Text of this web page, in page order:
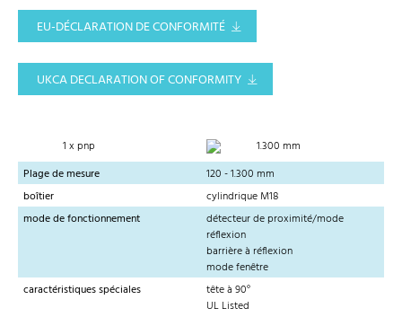
EU-DÉCLARATION DE CONFORMITÉ
UKCA DECLARATION OF CONFORMITY
1 x pnp
1.300 mm
Plage de mesure
120 - 1.300 mm
boîtier
cylindrique M18
mode de fonctionnement
détecteur de proximité/mode
réflexion
barrière à réflexion
mode fenêtre
caractéristiques spéciales
tête à 90°
UL Listed